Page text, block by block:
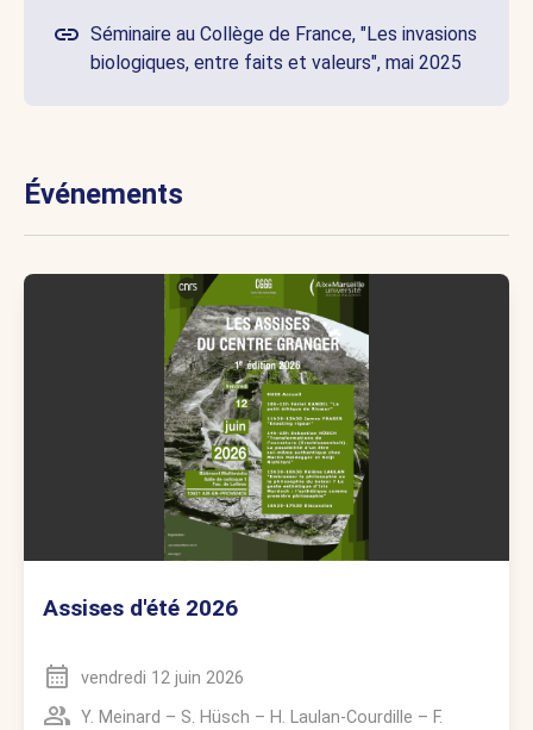
Séminaire au Collège de France, "Les invasions
biologiques, entre faits et valeurs", mai 2025
Événements
Assises d'été 2026
vendredi 12 juin 2026
Y. Meinard – S. Hüsch – H. Laulan-Courdille – F.